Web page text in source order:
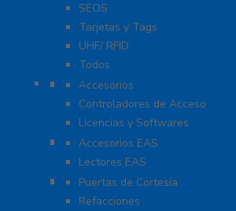
SEOS
Tarjetas y Tags
UHF/ RFID
Todos
Paneles de Control de
Accesorios
Controladores de Acceso
Licencias y Softwares
Protección de Mercancía
Accesorios EAS
Lectores EAS
Torniquetes y Puertas de
Puertas de Cortesía
Refacciones